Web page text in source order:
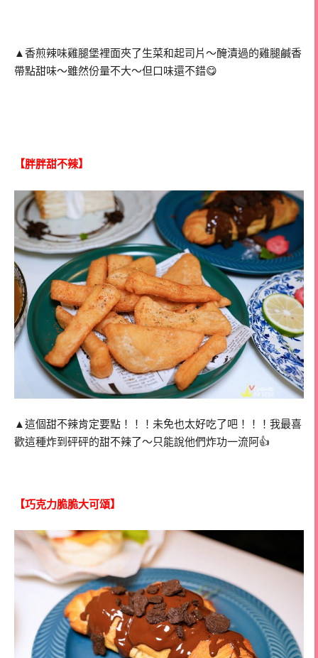
▲香煎辣味雞腿堡裡面夾了生菜和起司片～醃漬過的雞腿鹹香
帶點甜味～雖然份量不大～但口味還不錯😋
【胖胖甜不辣】
▲這個甜不辣肯定要點！！！未免也太好吃了吧！！！我最喜
歡這種炸到砰砰的甜不辣了～只能說他們炸功一流阿👍
【巧克力脆脆大可頌】